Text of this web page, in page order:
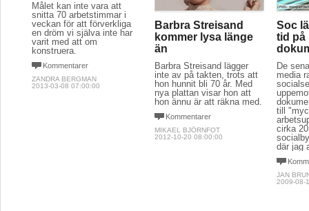
Målet kan inte vara att
snitta 70 arbetstimmar i
veckan för att förverkliga
en dröm vi själva inte har
varit med att om
konstruera.
Kommentarer
ZANDRA BERGMAN
2013-03-08 07:00:00
Barbra Streisand
kommer lysa länge
än
Barbra Streisand lägger
inte av på takten, trots att
hon hunnit bli 70 år. Med
nya plattan visar hon att
hon ännu är att räkna med.
Kommentarer
MIKAEL BJÖRNFOT
2012-10-20 08:00:00
Soc
tid på
De
media
till
cirka
där jag
JAN
2009-08-